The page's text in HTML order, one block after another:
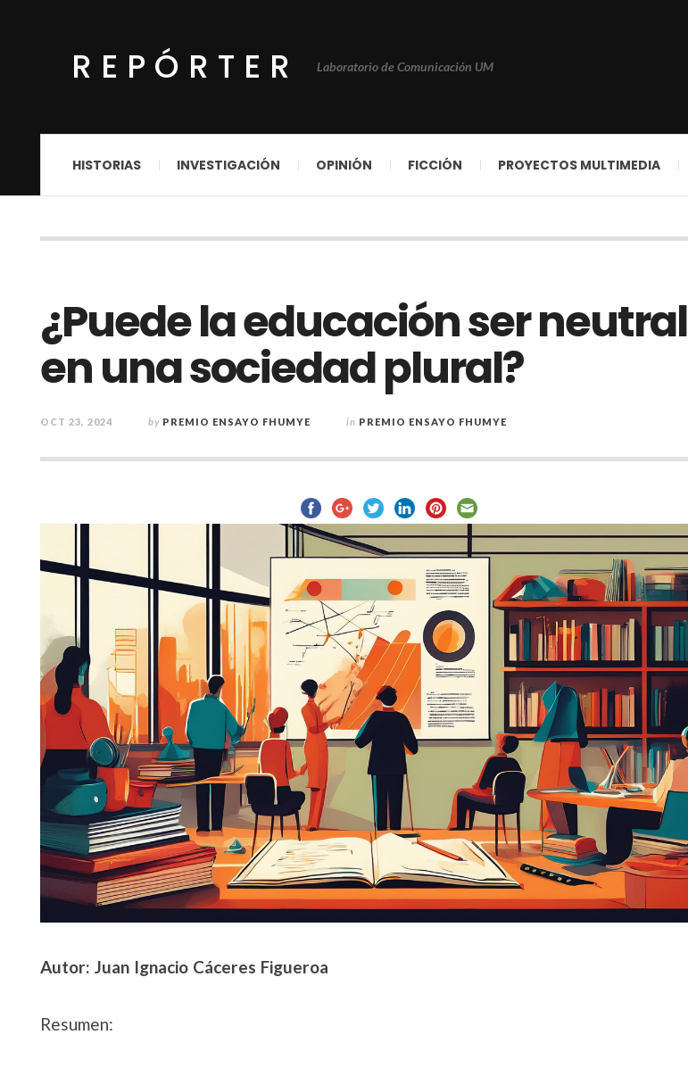
REPÓRTER Laboratorio de Comunicación UM
HISTORIAS INVESTIGACIÓN OPINIÓN FICCIÓN PROYECTOS MULTIMEDIA
¿Puede la educación ser neutral
en una sociedad plural?
OCT 23, 2024 by PREMIO ENSAYO FHUMYE in PREMIO ENSAYO FHUMYE
Autor: Juan Ignacio Cáceres Figueroa
Resumen: